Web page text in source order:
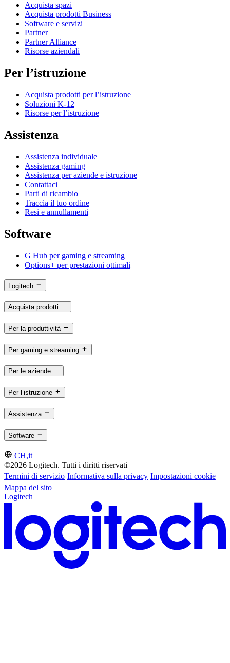
Acquista spazi
Acquista prodotti Business
Software e servizi
Partner
Partner Alliance
Risorse aziendali
Per l’istruzione
Acquista prodotti per l’istruzione
Soluzioni K-12
Risorse per l’istruzione
Assistenza
Assistenza individuale
Assistenza gaming
Assistenza per aziende e istruzione
Contattaci
Parti di ricambio
Traccia il tuo ordine
Resi e annullamenti
Software
G Hub per gaming e streaming
Options+ per prestazioni ottimali
Logitech
Acquista prodotti
Per la produttività
Per gaming e streaming
Per le aziende
Per l’istruzione
Assistenza
Software
CH,it
©2026 Logitech. Tutti i diritti riservati
Termini di servizio Informativa sulla privacy Impostazioni cookie
Mappa del sito
Logitech